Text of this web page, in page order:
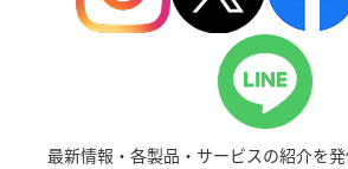
最新情報・各製品・サービスの紹介を